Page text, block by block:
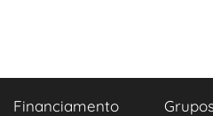
Financiamento